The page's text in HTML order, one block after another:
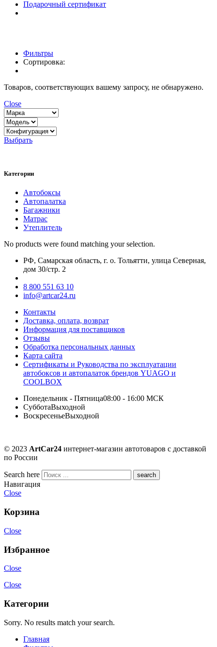
Подарочный сертификат
Фильтры
Сортировка:
Товаров, соответствующих вашему запросу, не обнаружено.
Close
Выбрать
Категории
Автобоксы
Автопалатка
Багажники
Матрас
Утеплитель
No products were found matching your selection.
РФ, Самарская область, г. о. Тольятти, улица Северная,
дом 30/стр. 2
8 800 551 63 10
info@artcar24.ru
Контакты
Доставка, оплата, возврат
Информация для поставщиков
Отзывы
Обработка персональных данных
Карта сайта
Сертификаты и Руководства по эксплуатации
автобоксов и автопалаток брендов YUAGO и
COOLBOX
Понедельник - Пятница08:00 - 16:00 МСК
СубботаВыходной
ВоскресеньеВыходной
© 2023 ArtCar24 интернет-магазин автотоваров с доставкой
по России
Search here
Навигация
Close
Корзина
Close
Избранное
Close
Close
Категории
Sorry. No results match your search.
Главная